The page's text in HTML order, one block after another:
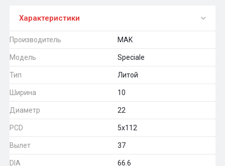
Характеристики
Производитель MAK
Модель Speciale
Тип Литой
Ширина 10
Диаметр 22
PCD 5x112
Вылет 37
DIA 66.6